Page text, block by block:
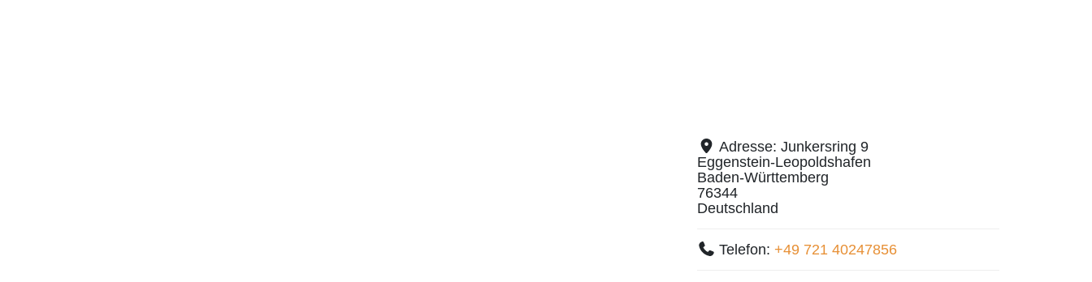
Adresse: Junkersring 9
Eggenstein-Leopoldshafen
Baden-Württemberg
76344
Deutschland
Telefon: +49 721 40247856